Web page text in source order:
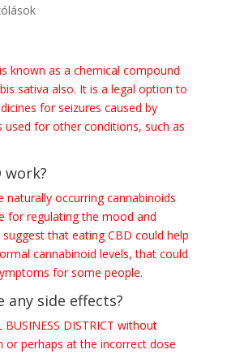
known as a chemical compound
sativa also. It is a legal option to
for seizures caused by
used for other conditions, such as
work?
naturally occurring cannabinoids
for regulating the mood and
that eating CBD could help
cannabinoid levels, that could
for some people.
any side effects?
BUSINESS DISTRICT without
or perhaps at the incorrect dose